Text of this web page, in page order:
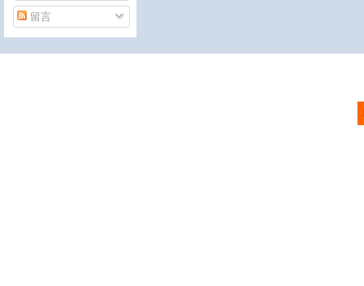
留言